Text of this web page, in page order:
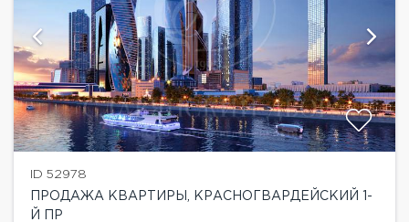
ID 52978
ПРОДАЖА КВАРТИРЫ, КРАСНОГВАРДЕЙСКИЙ 1-
Й ПР